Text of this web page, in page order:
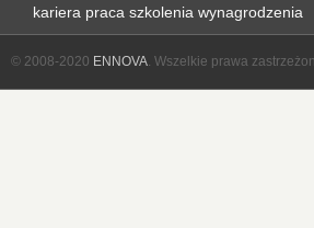
kariera praca szkolenia wynagrodzenia
© 2008-2020 ENNOVA. Wszelkie prawa